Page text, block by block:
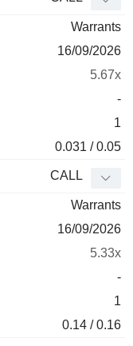
Warrants
16/09/2026
5.67x
-
1
0.031 / 0.05
CALL
Warrants
16/09/2026
5.33x
-
1
0.14 / 0.16